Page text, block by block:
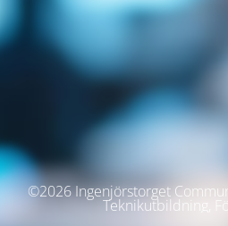
©2026 Ingenjörstorget
Teknikutbildning,